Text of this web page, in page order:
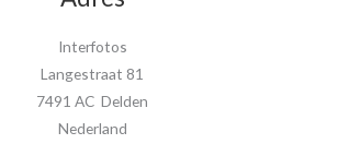
Interfotos
Langestraat 81
7491 AC Delden
Nederland